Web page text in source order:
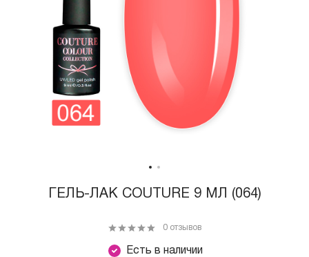
ГЕЛЬ-ЛАК COUTURE 9 МЛ (064)
Есть в наличии
0 отзывов